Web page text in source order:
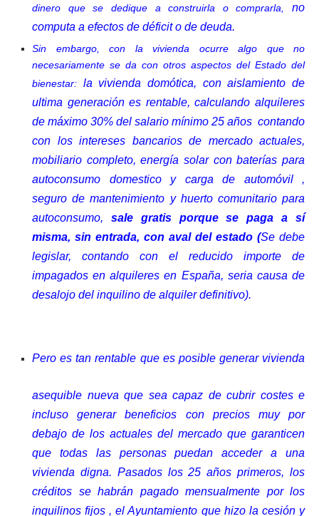
dinero que se dedique a construirla o comprarla, no
computa a efectos de déficit o de deuda.
Sin embargo, con la vivienda ocurre algo que no
necesariamente se da con otros aspectos del Estado del
bienestar: la vivienda domótica, con aislamiento de
ultima generación es rentable, calculando alquileres
de máximo 30% del salario mínimo 25 años contando
con los intereses bancarios de mercado actuales,
mobiliario completo, energía solar con baterías para
autoconsumo domestico y carga de automóvil ,
seguro de mantenimiento y huerto comunitario para
autoconsumo, sale gratis porque se paga a sí
misma, sin entrada, con aval del estado (Se debe
legislar, contando con el reducido importe de
impagados en alquileres en España, seria causa de
desalojo del inquilino de alquiler definitivo).
Pero es tan rentable que es posible generar vivienda
asequible nueva que sea capaz de cubrir costes e
incluso generar beneficios con precios muy por
debajo de los actuales del mercado que garanticen
que todas las personas puedan acceder a una
vivienda digna. Pasados los 25 años primeros, los
créditos se habrán pagado mensualmente por los
inquilinos fijos , el Ayuntamiento que hizo la cesión y